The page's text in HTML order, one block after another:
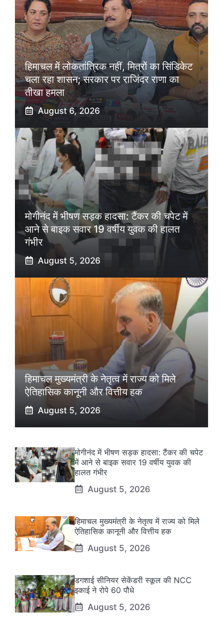
हिमाचल में लोकतांत्रिक नहीं, मित्रों का सिंडिकेट
चला रहा शासन; सरकार पर राजिंदर राणा का
तीखा हमला
August 6, 2026
मोगीनंद में भीषण सड़क हादसा: टैंकर की चपेट में
आने से बाइक सवार 19 वर्षीय युवक की हालत
गंभीर
August 5, 2026
हिमाचल मुख्यमंत्री के नेतृत्व में राज्य को मिले
ऐतिहासिक कानूनी और वित्तीय हक
August 5, 2026
मोगीनंद में भीषण सड़क हादसा: टैंकर की चपेट
में आने से बाइक सवार 19 वर्षीय युवक की
हालत गंभीर
August 5, 2026
हिमाचल मुख्यमंत्री के नेतृत्व में राज्य को मिले
ऐतिहासिक कानूनी और वित्तीय हक
August 5, 2026
डगशाई सीनियर सेकेंडरी स्कूल की NCC
इकाई ने रोपे 60 पौधे
August 5, 2026